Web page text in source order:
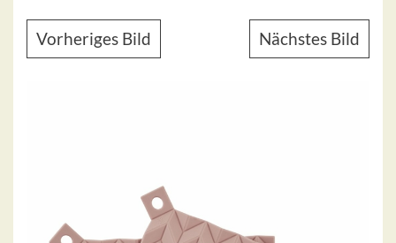
Vorheriges Bild Nächstes Bild